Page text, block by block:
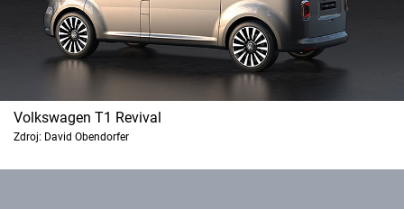
Volkswagen T1 Revival
Zdroj: David Obendorfer